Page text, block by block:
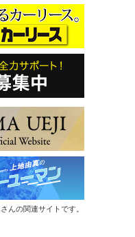
んの関連サイトです。